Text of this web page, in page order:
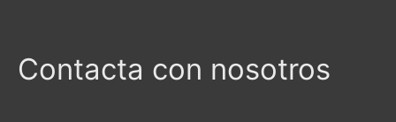
Contacta con nosotros